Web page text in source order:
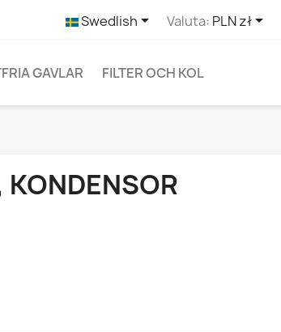
Swedlish Valuta: PLN zł
GAVLAR FILTER OCH KOL
KONDENSOR